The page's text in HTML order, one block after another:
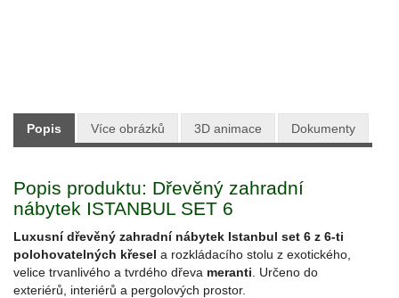
Popis Více obrázků 3D animace Dokumenty
Popis produktu: Dřevěný zahradní
nábytek ISTANBUL SET 6
Luxusní dřevěný zahradní nábytek Istanbul set 6 z 6-ti
polohovatelných křesel a rozkládacího stolu z exotického,
velice trvanlivého a tvrdého dřeva meranti . Určeno do
exteriérů, interiérů a pergolových prostor.